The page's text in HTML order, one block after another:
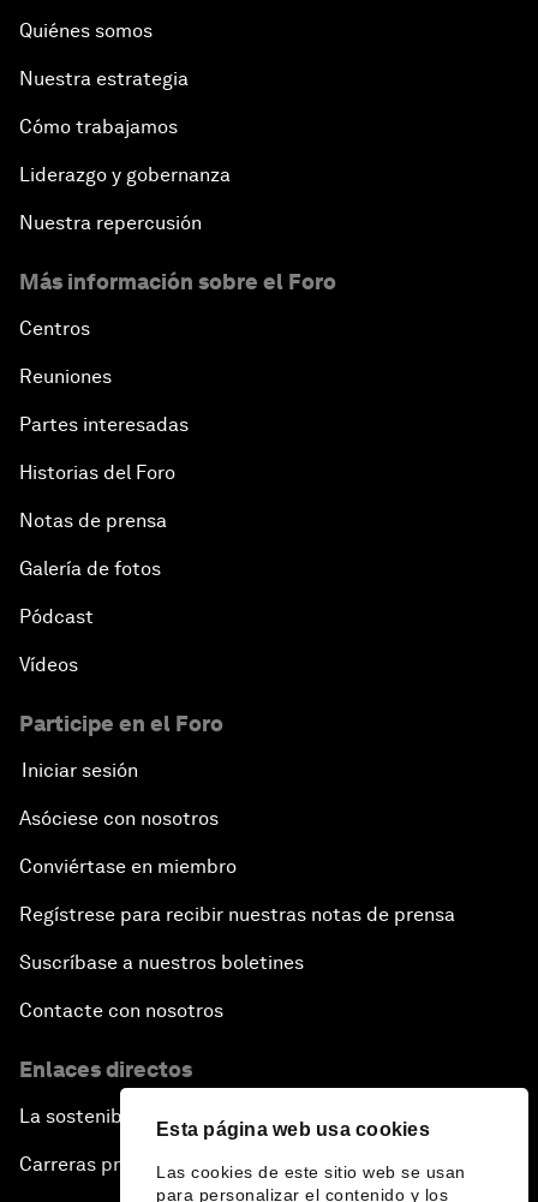
Esta página web usa cookies
Las cookies de este sitio web se usan
para personalizar el contenido y los
Quiénes somos
Nuestra estrategia
Cómo trabajamos
Liderazgo y gobernanza
Nuestra repercusión
Más información sobre el Foro
Centros
Reuniones
Partes interesadas
Historias del Foro
Notas de prensa
Galería de fotos
Pódcast
Vídeos
Participe en el Foro
Iniciar sesión
Asóciese con nosotros
Conviértase en miembro
Regístrese para recibir nuestras notas de prensa
Suscríbase a nuestros boletines
Contacte con nosotros
Enlaces directos
La sostenibilidad en el Foro
Carreras profesionales